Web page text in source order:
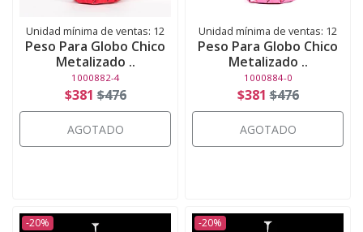
Unidad mínima de ventas: 12
Peso Para Globo Chico
Metalizado ..
1000882-4
$381 $476
AGOTADO
Unidad mínima de ventas: 12
Peso Para Globo Chico
Metalizado ..
1000884-0
$381 $476
AGOTADO
-20% -20%